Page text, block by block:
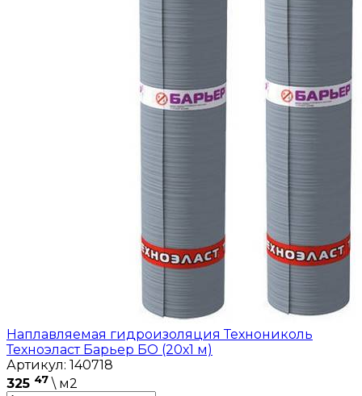
Наплавляемая гидроизоляция Технониколь
Техноэласт Барьер БО (20х1 м)
Артикул: 140718
325 47 \ м2